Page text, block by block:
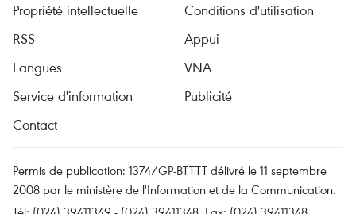
Propriété intellectuelle
Conditions d'utilisation
RSS
Appui
Langues
VNA
Service d'information
Publicité
Contact
Permis de publication: 1374/GP-BTTTT délivré le 11 septembre
2008 par le ministère de l'Information et de la Communication.